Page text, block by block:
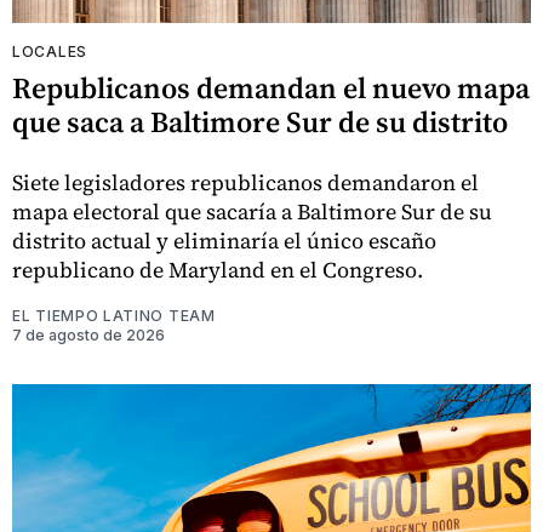
LOCALES
Republicanos demandan el nuevo mapa
que saca a Baltimore Sur de su distrito
Siete legisladores republicanos demandaron el
mapa electoral que sacaría a Baltimore Sur de su
distrito actual y eliminaría el único escaño
republicano de Maryland en el Congreso.
EL TIEMPO LATINO TEAM
7 de agosto de 2026